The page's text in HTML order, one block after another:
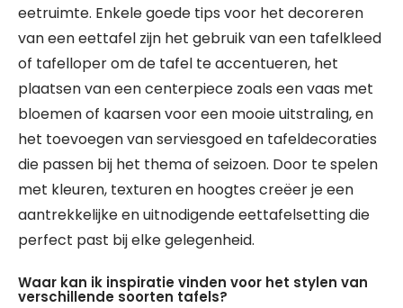
eetruimte. Enkele goede tips voor het decoreren
van een eettafel zijn het gebruik van een tafelkleed
of tafelloper om de tafel te accentueren, het
plaatsen van een centerpiece zoals een vaas met
bloemen of kaarsen voor een mooie uitstraling, en
het toevoegen van serviesgoed en tafeldecoraties
die passen bij het thema of seizoen. Door te spelen
met kleuren, texturen en hoogtes creëer je een
aantrekkelijke en uitnodigende eettafelsetting die
perfect past bij elke gelegenheid.
Waar kan ik inspiratie vinden voor het stylen van
verschillende soorten tafels?